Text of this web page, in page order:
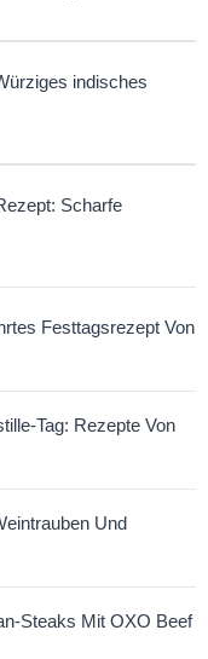
indisches
Scharfe
Festtagsrezept Von
Tag: Rezepte Von
Und
Steaks Mit OXO Beef